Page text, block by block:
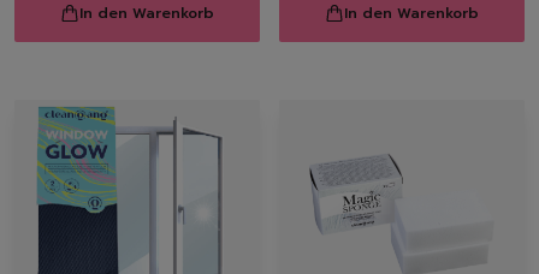
In den Warenkorb In den Warenkorb